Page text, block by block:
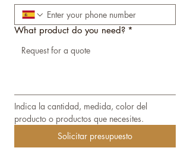
What product do you need? *
Indica la cantidad, medida, color del
Solicitar presupuesto